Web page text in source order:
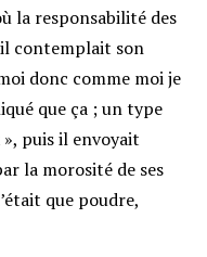
la responsabilité des
contemplait son
donc comme moi je
que ça ; un type
puis il envoyait
la morosité de ses
que poudre,